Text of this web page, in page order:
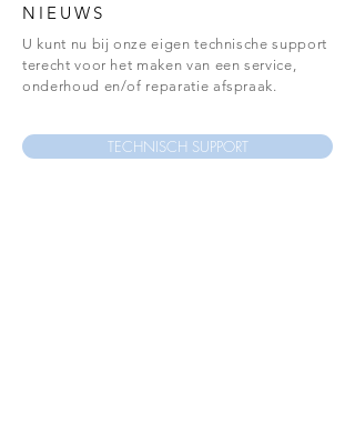
NIEUWS
U kunt nu bij onze eigen technische support
terecht voor het maken van een service,
onderhoud en/of reparatie afspraak.
TECHNISCH SUPPORT